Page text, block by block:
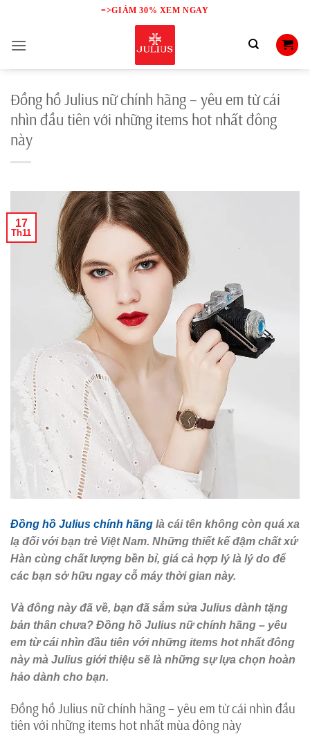
content
=>GIẢM 30% XEM NGAY
Đồng hồ Julius nữ chính hãng – yêu em từ cái
nhìn đầu tiên với những items hot nhất đông
này
17
Th11
Đồng hồ Julius chính hãng là cái tên không còn quá xa
lạ đối với bạn trẻ Việt Nam. Những thiết kế đậm chất xứ
Hàn cùng chất lượng bền bỉ, giá cả hợp lý là lý do để
các bạn sở hữu ngay cỗ máy thời gian này.
Và đông này đã về, bạn đã sắm sửa Julius dành tặng
bản thân chưa? Đồng hồ Julius nữ chính hãng – yêu
em từ cái nhìn đầu tiên với những items hot nhất đông
này mà Julius giới thiệu sẽ là những sự lựa chọn hoàn
hảo dành cho bạn.
Đồng hồ Julius nữ chính hãng – yêu em từ cái nhìn đầu
tiên với những items hot nhất mùa đông này